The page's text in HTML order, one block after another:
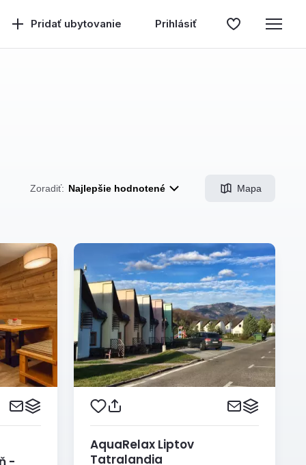
Pridať ubytovanie Prihlásiť
Zoradiť: Najlepšie hodnotené Mapa
-
AquaRelax Liptov
Tatralandia